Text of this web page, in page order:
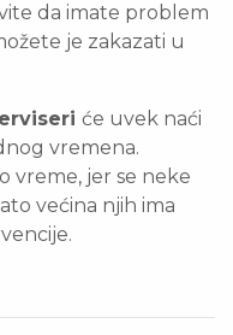
da imate problem
je zakazati u
će uvek naći
vremena.
vreme, jer se neke
većina njih ima